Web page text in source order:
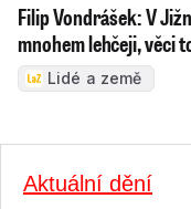
Filip Vondrášek: V
mnohem lehčeji, věci
Lidé a země
Aktuální dění